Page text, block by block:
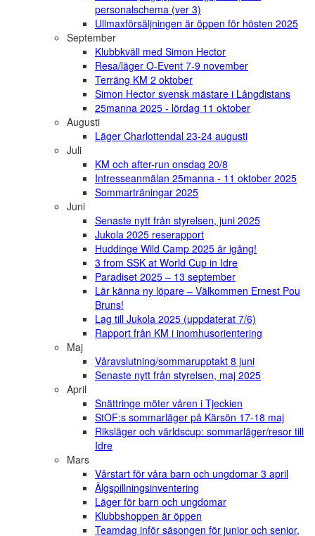
personalschema (ver 3)
Ullmaxförsäljningen är öppen för hösten 2025
September
Klubbkväll med Simon Hector
Resa/läger O-Event 7-9 november
Terräng KM 2 oktober
Simon Hector svensk mästare i Långdistans
25manna 2025 - lördag 11 oktober
Augusti
Läger Charlottendal 23-24 augusti
Juli
KM och after-run onsdag 20/8
Intresseanmälan 25manna - 11 oktober 2025
Sommarträningar 2025
Juni
Senaste nytt från styrelsen, juni 2025
Jukola 2025 reserapport
Huddinge Wild Camp 2025 är igång!
3 from SSK at World Cup in Idre
Paradiset 2025 – 13 september
Lär känna ny löpare – Välkommen Ernest Pou
Bruns!
Lag till Jukola 2025 (uppdaterat 7/6)
Rapport från KM i inomhusorientering
Maj
Våravslutning/sommarupptakt 8 juni
Senaste nytt från styrelsen, maj 2025
April
Snättringe möter våren i Tjeckien
StOF:s sommarläger på Kärsön 17-18 maj
Riksläger och världscup: sommarläger/resor till
Idre
Mars
Vårstart för våra barn och ungdomar 3 april
Älgspillningsinventering
Läger för barn och ungdomar
Klubbshoppen är öppen
Teamdag inför säsongen för junior och senior,